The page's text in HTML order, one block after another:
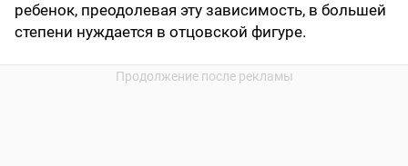
ребенок, преодолевая эту зависимость, в большей
степени нуждается в отцовской фигуре.